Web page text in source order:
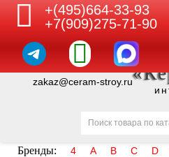
+(495)664-33-93
+7(909)275-71-90
zakaz@ceram-stroy.ru
Бренды: 4 A B C D